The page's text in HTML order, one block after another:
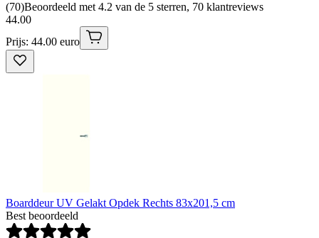
(70)Beoordeeld met 4.2 van de 5 sterren, 70 klantreviews
44.00
Prijs: 44.00 euro
Boarddeur UV Gelakt Opdek Rechts 83x201,5 cm
Best beoordeeld